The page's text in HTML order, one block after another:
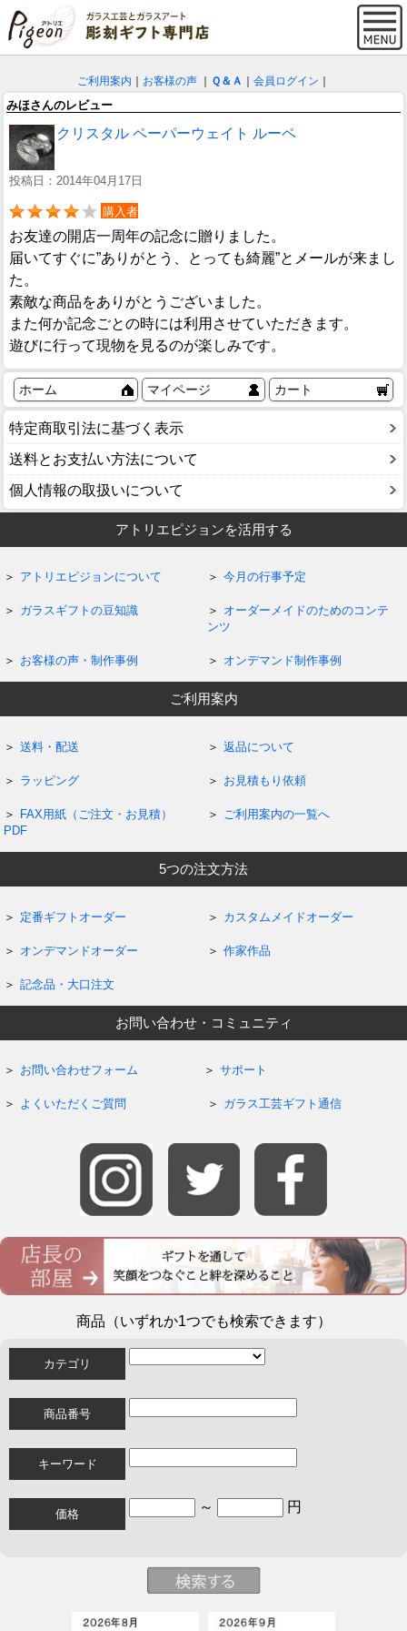
ご利用案内 お客様の声 Ｑ＆Ａ 会員ログイン
みほさんのレビュー
クリスタル ペーパーウェイト ルーペ
投稿日：2014年04月17日
購入者
お友達の開店一周年の記念に贈りました。
届いてすぐに”ありがとう、とっても綺麗”とメールが来まし
た。
素敵な商品をありがとうございました。
また何か記念ごとの時には利用させていただきます。
遊びに行って現物を見るのが楽しみです。
ホーム マイページ カート
特定商取引法に基づく表示
送料とお支払い方法について
個人情報の取扱いについて
アトリエピジョンを活用する
アトリエピジョンについて 今月の行事予定
ガラスギフトの豆知識
オーダーメイドのためのコンテ
ンツ
お客様の声・制作事例 オンデマンド制作事例
ご利用案内
送料・配送 返品について
ラッピング お見積もり依頼
FAX用紙（ご注文・お見積）
PDF
ご利用案内の一覧へ
5つの注文方法
定番ギフトオーダー カスタムメイドオーダー
オンデマンドオーダー 作家作品
記念品・大口注文
お問い合わせ・コミュニティ
お問い合わせフォーム サポート
よくいただくご質問 ガラス工芸ギフト通信
商品（いずれか1つでも検索できます）
カテゴリ
商品番号
キーワード
価格 ～ 円